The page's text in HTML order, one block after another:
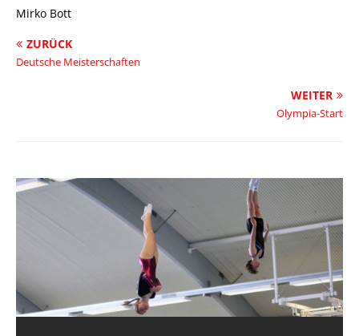
Mirko Bott
ZURÜCK
Deutsche Meisterschaften
WEITER
Olympia-Start